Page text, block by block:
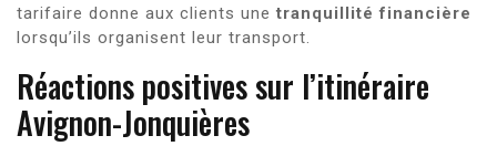
tarifaire donne aux clients une tranquillité financière
lorsqu’ils organisent leur transport.
Réactions positives sur l’itinéraire
Avignon-Jonquières